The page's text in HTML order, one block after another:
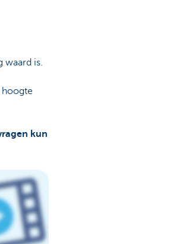
waard is.
hoogte
kun